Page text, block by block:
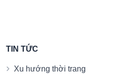
TIN TỨC
Xu hướng thời trang